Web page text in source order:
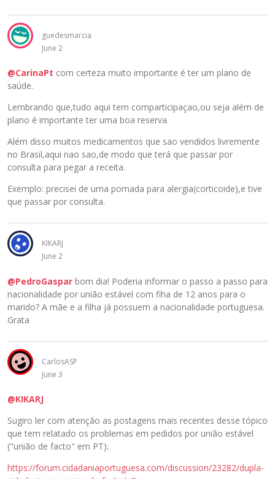
guedesmarcia
June 2
@CarinaPt com certeza muito importante é ter um plano de
saúde.
Lembrando que,tudo aqui tem comparticipaçao,ou seja além de
plano é importante ter uma boa reserva.
Além disso muitos medicamentos que sao vendidos livremente
no Brasil,aqui nao sao,de modo que terá que passar por
consulta para pegar a receita.
Exemplo: precisei de uma pomada para alergia(corticoide),e tive
que passar por consulta.
KIKARJ
June 2
@PedroGaspar bom dia! Poderia informar o passo a passo para
nacionalidade por união estável com fiha de 12 anos para o
marido? A mãe e a filha já possuem a nacionalidade portuguesa.
Grata
CarlosASP
June 3
@KIKARJ
Sugiro ler com atenção as postagens mais recentes desse tópico
que tem relatado os problemas em pedidos por união estável
("união de facto" em PT):
https://forum.cidadaniaportuguesa.com/discussion/23282/dupla-